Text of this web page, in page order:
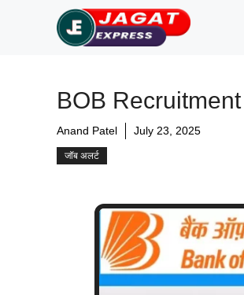
BOB Recruitment
Anand Patel July 23, 2025
जॉब अलर्ट